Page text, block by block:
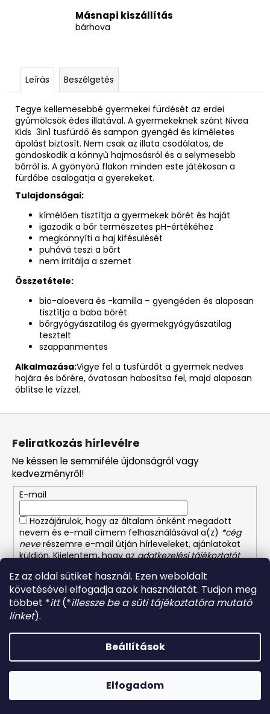
Ez az oldal sütiket használ. Ezen weboldalt
követésével elfogadja azok használatát. Tudjon meg
többet *itt(*illessze be a süti tájékoztatóra mutató
linket).
Beállítások
Elfogadom
Másnapi kiszállítás
bárhova
Leírás Beszélgetés
Tegye kellemesebbé gyermekei fürdését az erdei
gyümölcsök édes illatával. A gyermekeknek szánt Nivea
Kids 3in1 tusfürdő és sampon gyengéd és kíméletes
ápolást biztosít. Nem csak az illata csodálatos, de
gondoskodik a könnyű hajmosásról és a selymesebb
bőrről is. A gyönyörű flakon minden este játékosan a
fürdőbe csalogatja a gyerekeket.
Tulajdonságai:
kímélően tisztítja a gyermekek bőrét és haját
igazodik a bőr természetes pH-értékéhez
megkönnyíti a haj kifésülését
puhává teszi a bőrt
nem irritálja a szemet
Összetétele:
bio-aloevera és -kamilla – gyengéden és alaposan
tisztítja a baba bőrét
bőrgyógyászatilag és gyermekgyógyászatilag
tesztelt
szappanmentes
Alkalmazása:Vigye fel a tusfürdőt a gyermek nedves
hajára és bőrére, óvatosan habosítsa fel, majd alaposan
öblítse le vízzel.
L
Feliratkozás hírlevélre
Ne késsen le semmiféle újdonságról vagy
kedvezményről!
E-mail
Hozzájárulok, hogy az általam önként megadott
nevem és e-mail címem felhasználásával a(z) *cég
neverészemre e-mail útján hírleveleket, ajánlatokat
küldjön. Kijelentem, hogy azadatkezelési tájékoztatót
bármikor visszavonhatom.
FELIRATKOZÁS
Copyright 2026Német-osztrák vegyiáru és illatszer.
Minden jog fenntartva.